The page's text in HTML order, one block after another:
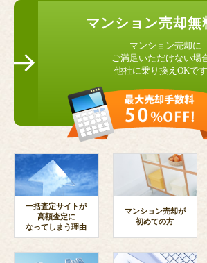
マンション売却無
マンション売却に
ご満足いただけない場
他社に乗り換えOKです
一括査定サイトが
高額査定に
なってしまう理由
マンション売却が
初めての方